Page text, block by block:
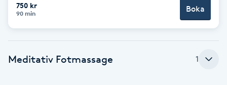
750 kr
90 min Boka
Meditativ Fotmassage 1